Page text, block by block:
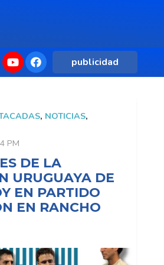
publicidad
, NOTICIAS,
PM
DE LA
URUGUAYA DE
EN PARTIDO
EN RANCHO